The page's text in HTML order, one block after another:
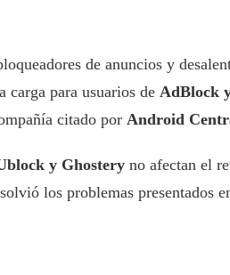
de anuncios y
carga para usuarios de AdBlock
citado por Android
y Ghostery no afectan el
los problemas presentados